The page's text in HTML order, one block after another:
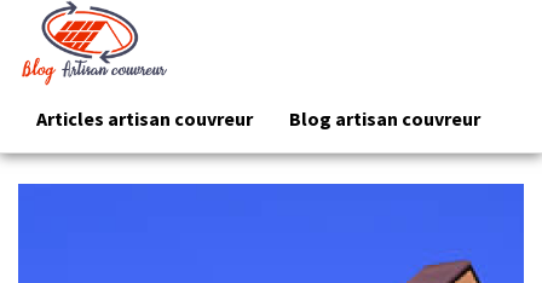
Articles artisan couvreur Blog artisan couvreur